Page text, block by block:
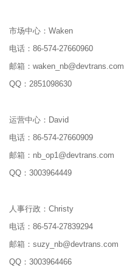
市场中心： Waken
电话： 86-574-27660960
邮箱： waken_nb@devtrans.com
QQ： 2851098630
运营中心： David
电话： 86-574-27660909
邮箱： nb_op1@devtrans.com
QQ： 3003964449
人事行政： Christy
电话： 86-574-27839294
邮箱： suzy_nb@devtrans.com
QQ： 3003964466